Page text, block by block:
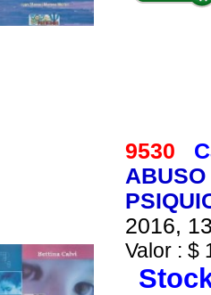
9530
2016,
Valor : $